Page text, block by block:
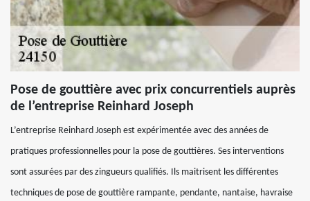
Pose de gouttière avec prix concurrentiels auprès
de l’entreprise Reinhard Joseph
L’entreprise Reinhard Joseph est expérimentée avec des années de
pratiques professionnelles pour la pose de gouttières. Ses interventions
sont assurées par des zingueurs qualifiés. Ils maitrisent les différentes
techniques de pose de gouttière rampante, pendante, nantaise, havraise